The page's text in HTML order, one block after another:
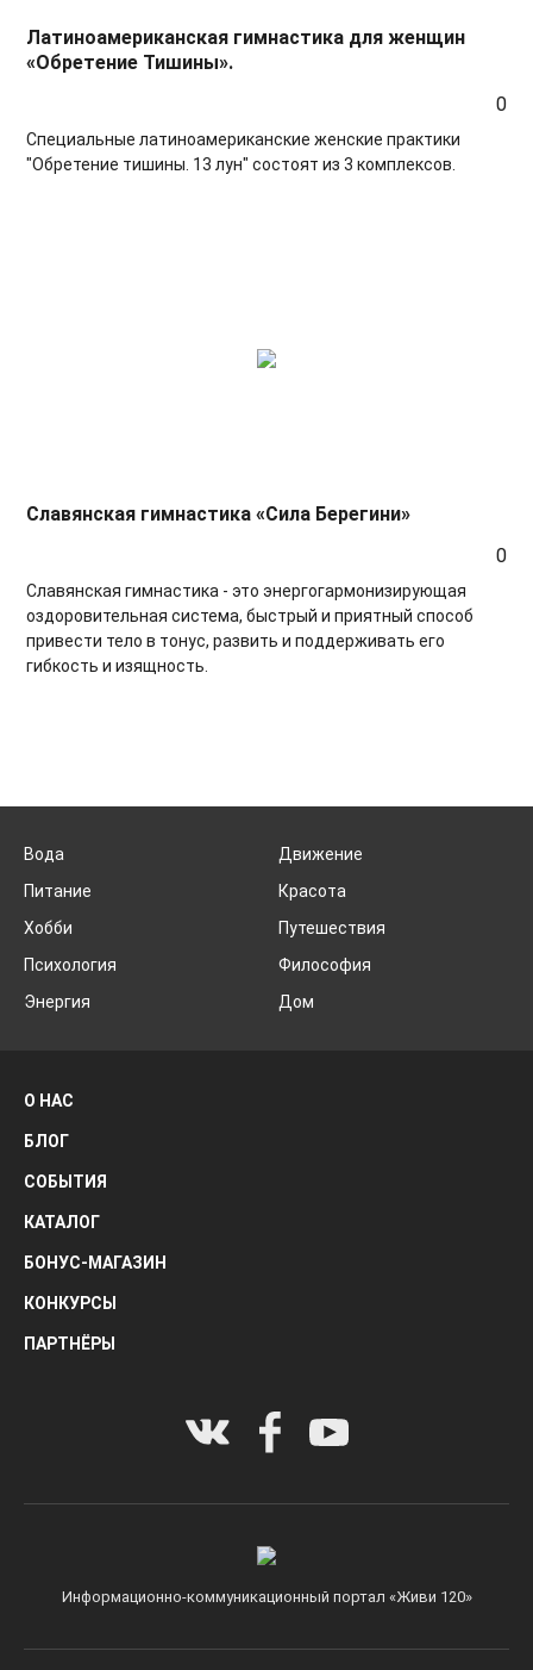
Латиноамериканская гимнастика для женщин
«Обретение Тишины».
0
Специальные латиноамериканские женские практики
"Обретение тишины. 13 лун" состоят из 3 комплексов.
Славянская гимнастика «Сила Берегини»
0
Славянская гимнастика - это энергогармонизирующая
оздоровительная система, быстрый и приятный способ
привести тело в тонус, развить и поддерживать его
гибкость и изящность.
Вода
Движение
Питание
Красота
Хобби
Путешествия
Психология
Философия
Энергия
Дом
О НАС
БЛОГ
СОБЫТИЯ
КАТАЛОГ
БОНУС-МАГАЗИН
КОНКУРСЫ
ПАРТНЁРЫ
Информационно-коммуникационный портал «Живи 120»